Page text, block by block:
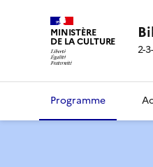
MINISTÈRE
DE LA CULTURE
2-
Programme